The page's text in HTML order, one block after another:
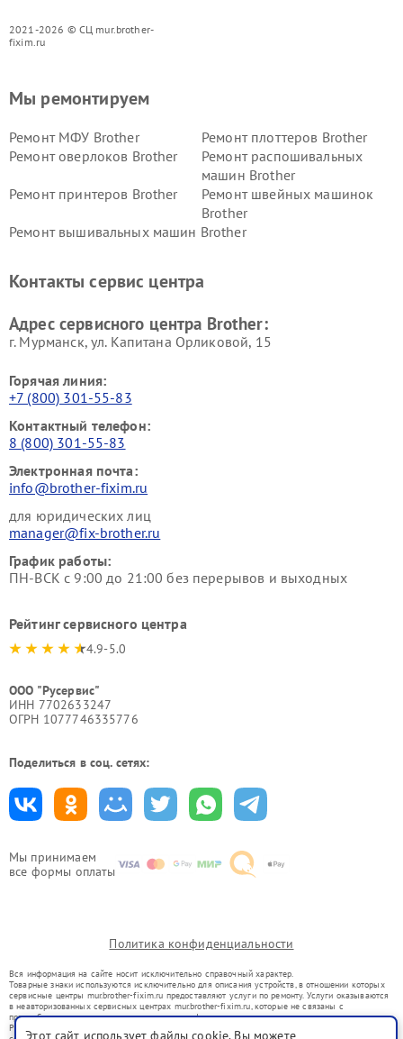
2021-2026 © СЦ mur.brother-
fixim.ru
Мы принимаем
все формы оплаты
Мы ремонтируем
Ремонт МФУ Brother
Ремонт плоттеров Brother
Ремонт оверлоков Brother
Ремонт распошивальных
машин Brother
Ремонт принтеров Brother
Ремонт швейных машинок
Brother
Ремонт вышивальных машин Brother
Контакты сервис центра
Адрес сервисного центра Brother:
г. Мурманск, ул. Капитана Орликовой, 15
Горячая линия:
+7 (800) 301-55-83
Контактный телефон:
8 (800) 301-55-83
Электронная почта:
info@brother-fixim.ru
для юридических лиц
manager@fix-brother.ru
График работы:
ПН-ВСК с 9:00 до 21:00 без перерывов и выходных
Рейтинг сервисного центра
4.9-5.0
ООО "Русервис"
ИНН 7702633247
ОГРН 1077746335776
Поделиться в соц. сетях:
Политика конфиденциальности
Вся информация на сайте носит исключительно справочный характер.
Товарные знаки используются исключительно для описания устройств, в отношении которых
сервисные центры mur.brother-fixim.ru предоставляют услуги по ремонту. Услуги оказываются
в неавторизованных сервисных центрах mur.brother-fixim.ru, которые не связаны с
правообладателями товарных знаков или их официальными представителями.
Ремонт осуществляется для устройств, уже введенных в гражданский оборот в соответствии
Этот сайт использует файлы cookie. Вы можете